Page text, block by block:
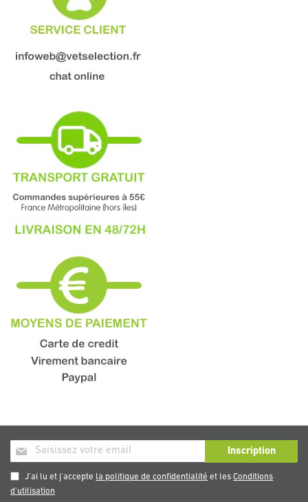
Inscription
à
notre
newsletter
Inscription
J'ai lu et j'accepte la politique de confidentialité et lesConditions
d'utilisation